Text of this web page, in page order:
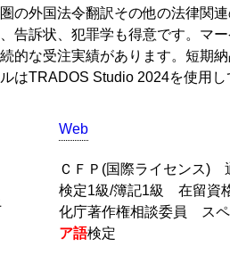
の外国法令翻訳その他の法律関
告訴状、犯罪学も得意です。マ
的な受注実績があります。短期
はTRADOS Studio 2024を使用
Web
ＣＦＰ(国際ライセンス)
検定1級/簿記1級 在留資
化庁著作権相談委員 ス
ア語検定